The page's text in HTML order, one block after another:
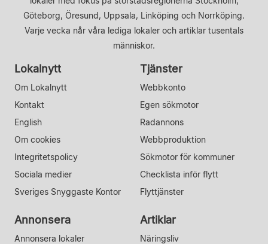
Göteborg, Öresund, Uppsala, Linköping och Norrköping.
Varje vecka når våra lediga lokaler och artiklar tusentals
människor.
Lokalnytt
Om Lokalnytt
Kontakt
English
Om cookies
Integritetspolicy
Sociala medier
Sveriges Snyggaste Kontor
Tjänster
Webbkonto
Egen sökmotor
Radannons
Webbproduktion
Sökmotor för kommuner
Checklista inför flytt
Flyttjänster
Annonsera
Annonsera lokaler
Artiklar
Näringsliv